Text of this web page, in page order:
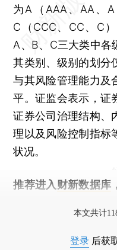
为A（AAA、AA、
C（CCC、CC、C
A、B、C三大类中各
其类别、级别的划分
与其风险管理能力及
平。证监会表示，证
证券公司治理结构、
理以及风险控制指标
状况。
推荐进入 财新数据库
本文共计
登录 后获